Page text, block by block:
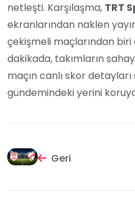
netleşti. Karşılaşma, TRT
ekranlarından naklen
çekişmeli maçlarından
dakikada, takımların
maçın canlı skor
gündemindeki yerini
Geri